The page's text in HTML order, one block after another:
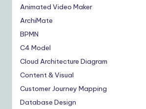
Animated Video Maker
ArchiMate
BPMN
C4 Model
Cloud Architecture Diagram
Content & Visual
Customer Journey Mapping
Database Design